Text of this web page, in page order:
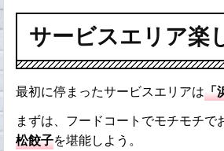
サービスエリア楽
最初に停まったサービスエリアは「
まずは、フードコートでモチモチで
松餃子を堪能しよう。